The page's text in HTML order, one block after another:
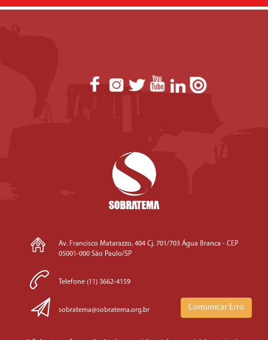
Av. Francisco Matarazzo, 404 Cj. 701/703 Água Branca - CEP
05001-000 São Paulo/SP
Telefone (11) 3662-4159
sobratema@sobratema.org.br Comunicar Erro